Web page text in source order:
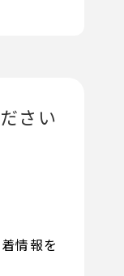
さい
情報を